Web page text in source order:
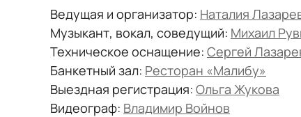
Ведущая и организатор: Наталия
Музыкант, вокал, соведущий: Михаил
Техническое оснащение: Сергей
Банкетный зал: Ресторан «Малибу»
Выездная регистрация: Ольга Жукова
Видеограф: Владимир Войнов